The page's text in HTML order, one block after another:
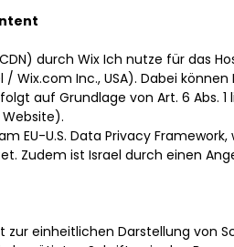
durch Wix Ich nutze für das
/ Wix.com Inc., USA). Dabei
auf Grundlage von Art. 6 Abs.
EU-U.S. Data Privacy
Zudem ist Israel durch einen
zur einheitlichen Darstellung von